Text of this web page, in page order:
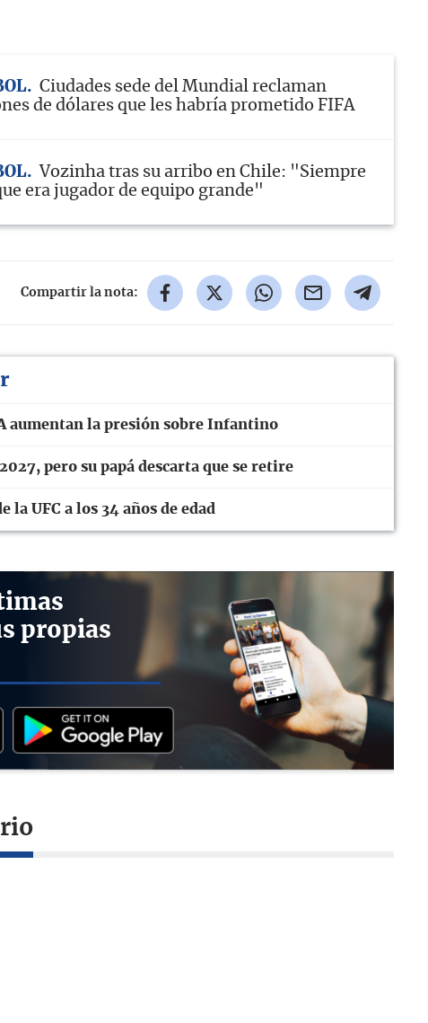
Ciudades sede del Mundial reclaman
de dólares que les habría prometido FIFA
Vozinha tras su arribo en Chile: "Siempre
era jugador de equipo grande"
Compartir la nota:
aumentan la presión sobre Infantino
pero su papá descarta que se retire
la UFC a los 34 años de edad
propias